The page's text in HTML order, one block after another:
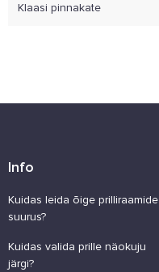
Klaasi pinnakate
Info
Kuidas leida õige prilliraamide
suurus?
Kuidas valida prille näokuju
järgi?